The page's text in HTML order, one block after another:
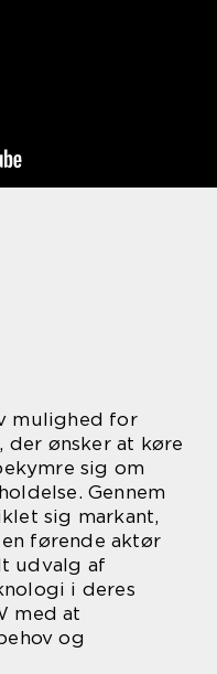
mulighed for
ønsker at køre
sig om
Gennem
sig markant,
førende aktør
udvalg af
i deres
med at
og